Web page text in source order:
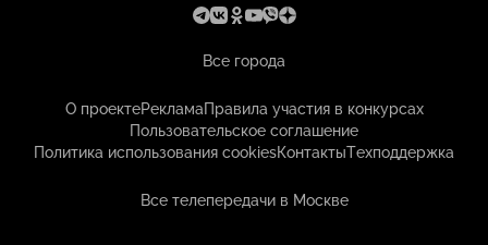
Все города
О проектеРекламаПравила участия в конкурсах
Пользовательское соглашение
Политика использования cookiesКонтактыТехподдержка
Все телепередачи в Москве